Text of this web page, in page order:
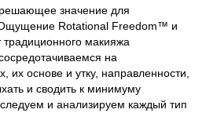
решающее значение для
Rotational Freedom™ и
макияжа
на
их основе и утку, направленности,
и сводить к минимуму
и анализируем каждый тип